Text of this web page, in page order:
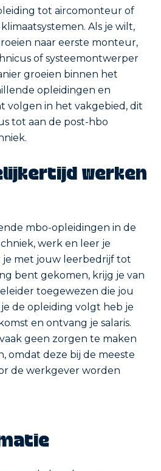
tot aircomonteur of
Als je wilt,
naar eerste monteur,
of systeemontwerper
groeien binnen het
opleidingen en
volgen in het vakgebied, dit
tot aan de post-hbo
werken
mbo-opleidingen in de
werk en leer je
je met jouw leerbedrijf tot
bent gekomen, krijg je van
toegewezen die jou
de opleiding volgt heb je
en ontvang je salaris.
geen zorgen te maken
omdat deze bij de meeste
de werkgever worden